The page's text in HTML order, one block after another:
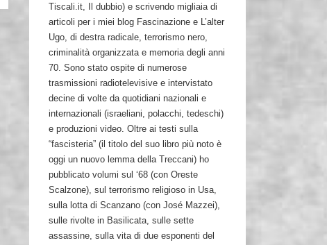
Tiscali.it, Il dubbio) e scrivendo migliaia di
articoli per i miei blog Fascinazione e L’alter
Ugo, di destra radicale, terrorismo nero,
criminalità organizzata e memoria degli anni
70. Sono stato ospite di numerose
trasmissioni radiotelevisive e intervistato
decine di volte da quotidiani nazionali e
internazionali (israeliani, polacchi, tedeschi)
e produzioni video. Oltre ai testi sulla
“fascisteria” (il titolo del suo libro più noto è
oggi un nuovo lemma della Treccani) ho
pubblicato volumi sul ‘68 (con Oreste
Scalzone), sul terrorismo religioso in Usa,
sulla lotta di Scanzano (con José Mazzei),
sulle rivolte in Basilicata, sulle sette
assassine, sulla vita di due esponenti del